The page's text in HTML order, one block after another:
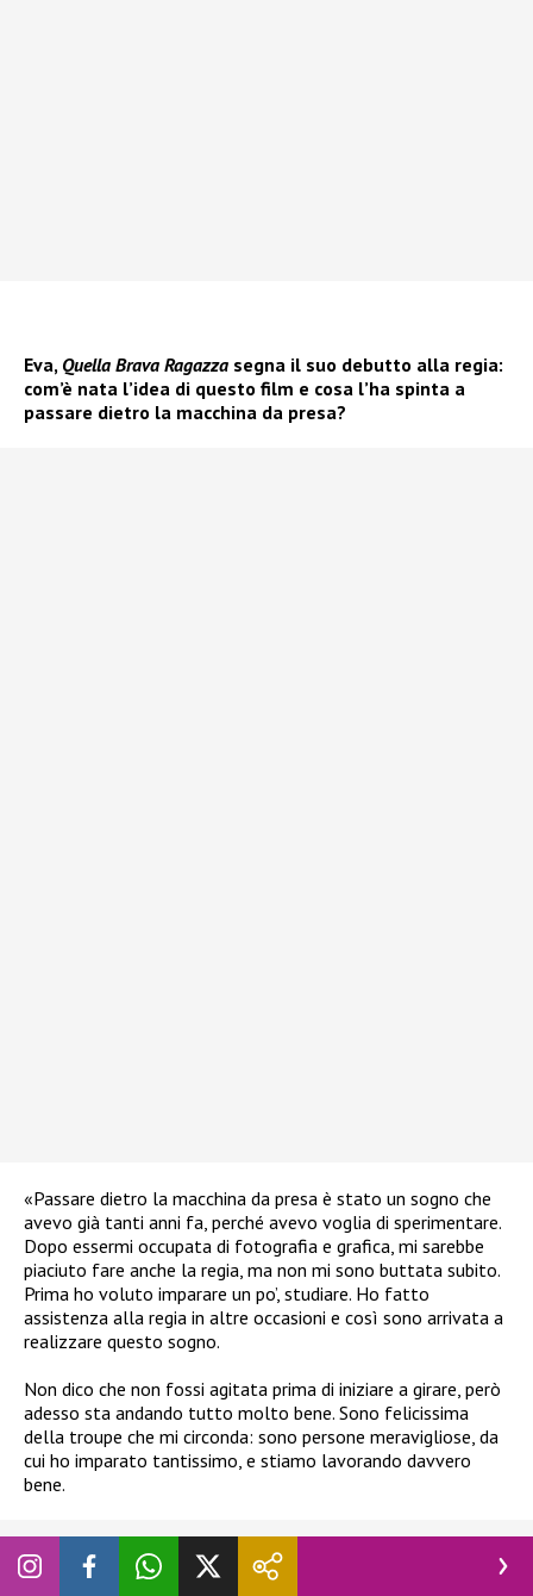
Eva, Quella Brava Ragazza segna il suo debutto alla regia:
com’è nata l’idea di questo film e cosa l’ha spinta a
passare dietro la macchina da presa?
«Passare dietro la macchina da presa è stato un sogno che
avevo già tanti anni fa, perché avevo voglia di sperimentare.
Dopo essermi occupata di fotografia e grafica, mi sarebbe
piaciuto fare anche la regia, ma non mi sono buttata subito.
Prima ho voluto imparare un po’, studiare. Ho fatto
assistenza alla regia in altre occasioni e così sono arrivata a
realizzare questo sogno.
Non dico che non fossi agitata prima di iniziare a girare, però
adesso sta andando tutto molto bene. Sono felicissima
della troupe che mi circonda: sono persone meravigliose, da
cui ho imparato tantissimo, e stiamo lavorando davvero
bene.